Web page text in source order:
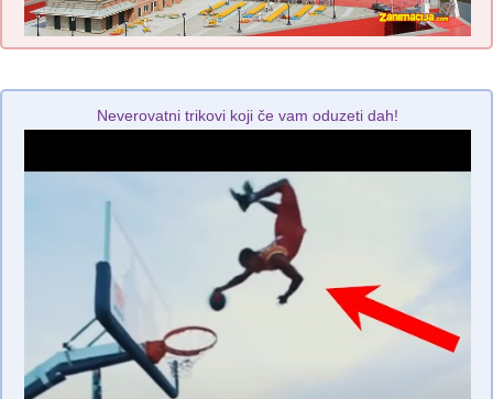
Neverovatni trikovi koji če vam oduzeti dah!